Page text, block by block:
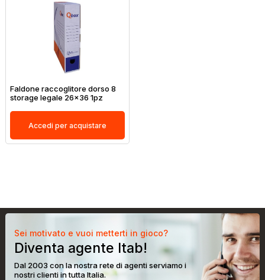
Faldone raccoglitore dorso 8
storage legale 26x36 1pz
Accedi per acquistare
Sei motivato e vuoi metterti in gioco?
Diventa agente Itab!
Dal 2003 con la nostra rete di agenti serviamo i
nostri clienti in tutta Italia.